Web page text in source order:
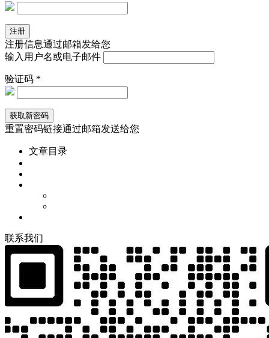
注册信息通过邮箱发给您
输入用户名或电子邮件
验证码 *
重置密码链接通过邮箱发送给您
文章目录
联系我们